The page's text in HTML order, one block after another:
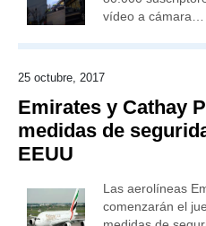
vídeo a cámara…
25 octubre, 2017
Emirates y Cathay
medidas de
EEUU
Las aerolíneas
comenzarán el